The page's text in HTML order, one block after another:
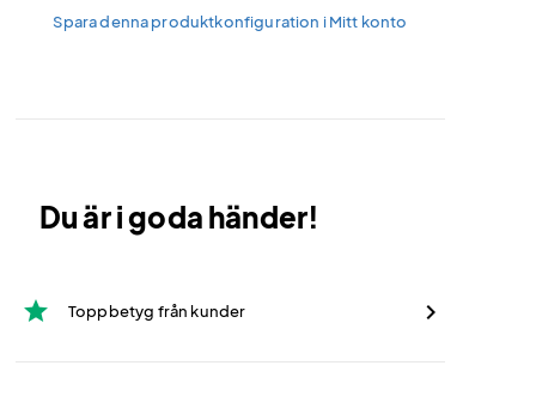
Spara denna produktkonfiguration i Mitt konto
Du är i goda händer!
star Toppbetyg från kunder